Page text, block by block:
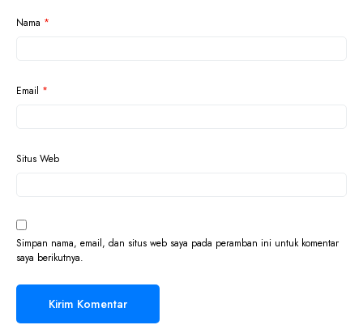
Nama *
Email *
Situs Web
Simpan nama, email, dan situs web saya pada peramban ini untuk komentar
saya berikutnya.